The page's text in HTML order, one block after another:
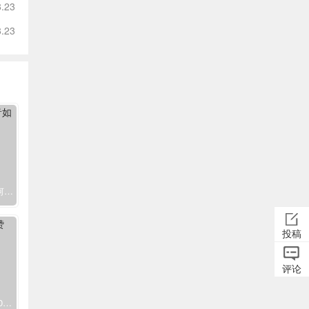
投稿
评论
自助下单全网最便宜(抖音如何付费涨)
快手评论能赚钱吗_快手赞100只需要0.40毛